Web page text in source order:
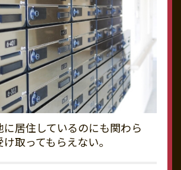
居住しているのにも関わら
取ってもらえない。